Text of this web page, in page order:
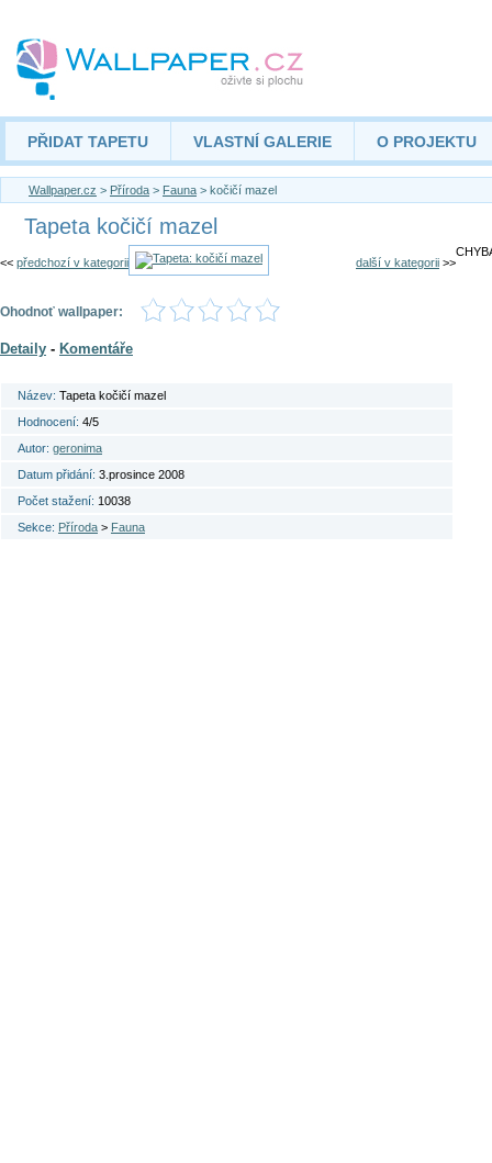
PŘIDAT TAPETU VLASTNÍ GALERIE O PROJEKTU
Wallpaper.cz > Příroda > Fauna > kočičí mazel
Tapeta kočičí mazel
<< předchozí v kategorii další v kategorii >>
Ohodnoť wallpaper:
Detaily - Komentáře
Název: Tapeta kočičí mazel
Hodnocení: 4/5
Autor: geronima
Datum přidání: 3.prosince 2008
Počet stažení: 10038
Sekce: Příroda > Fauna